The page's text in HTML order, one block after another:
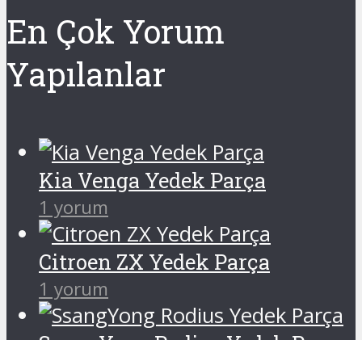
En Çok Yorum
Yapılanlar
Kia Venga Yedek Parça
1 yorum
Citroen ZX Yedek Parça
1 yorum